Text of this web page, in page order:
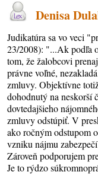
Denisa
Judikatúra sa vo veci
23/2008): "...Ak podľa
tom, že žalobcovi
právne voľné,
zmluvy. Objektívne
dohodnutý na neskorší
dovtedajšieho
zmluvy odstúpiť. V
ako ročným odstupom
vzniku nájmu
Zároveň podporujem
Je to rýdzo